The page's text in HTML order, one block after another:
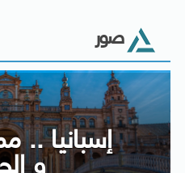
صور
إسبانيا ..
و